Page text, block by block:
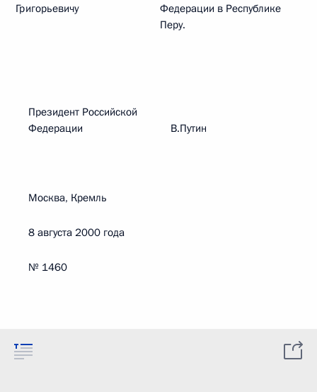
Григорьевичу
Федерации в Республике
Перу.
Президент Российской
Федерации В.Путин
Москва, Кремль
8 августа 2000 года
№ 1460